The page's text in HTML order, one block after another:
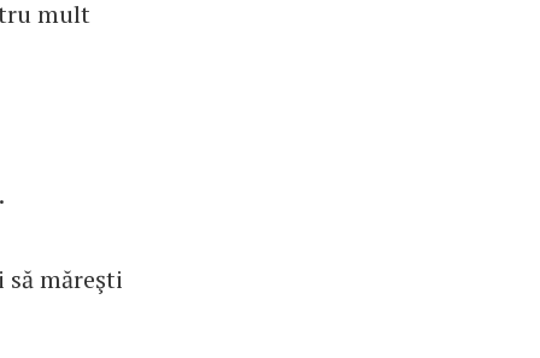
mult
măreşti